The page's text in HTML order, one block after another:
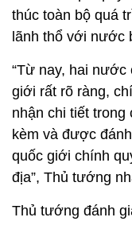
thúc toàn bộ quá
lãnh thổ với nước
“Từ nay, hai
giới rất rõ ràng,
nhận chi tiết trong
kèm và được
quốc giới chính
địa”, Thủ tướng
Thủ tướng đánh